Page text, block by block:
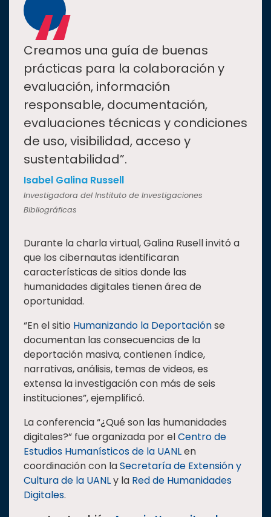
“
Creamos una guía de buenas
prácticas para la colaboración y
evaluación, información
responsable, documentación,
evaluaciones técnicas y condiciones
de uso, visibilidad, acceso y
sustentabilidad”.
Isabel Galina Russell
Investigadora del Instituto de Investigaciones
Bibliográficas
Durante la charla virtual, Galina Rusell invitó a
que los cibernautas identificaran
características de sitios donde las
humanidades digitales tienen área de
oportunidad.
“En el sitio Humanizando la Deportaciónse
documentan las consecuencias de la
deportación masiva, contienen índice,
narrativas, análisis, temas de videos, es
extensa la investigación con más de seis
instituciones”, ejemplificó.
La conferencia “¿Qué son las humanidades
digitales?” fue organizada por elCentro de
Estudios Humanísticos de la UANLen
coordinación con laSecretaría de Extensión y
Cultura de la UANLy la Red de Humanidades
Digitales.